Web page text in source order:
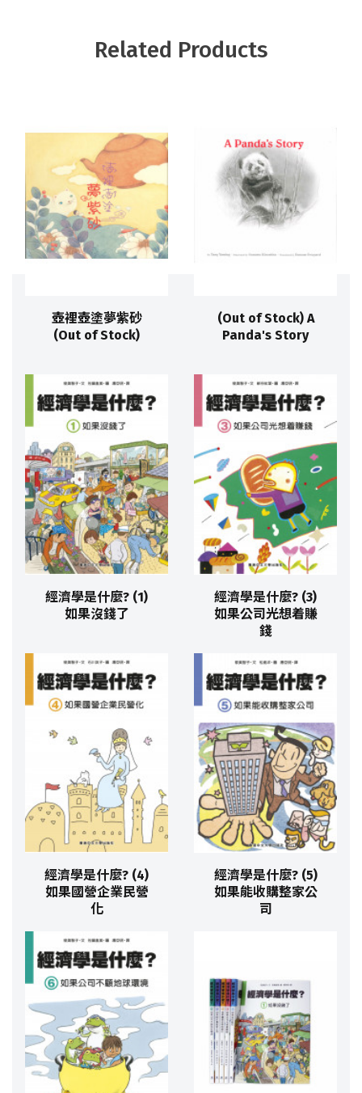
Related Products
壺裡壺塗夢紫砂
(Out of Stock)
(Out of Stock) A
Panda's Story
經濟學是什麼? (1)
如果沒錢了
經濟學是什麼? (3)
如果公司光想着賺
錢
經濟學是什麼? (4)
如果國營企業民營
化
經濟學是什麼? (5)
如果能收購整家公
司